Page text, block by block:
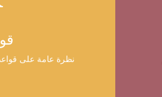
نظرة عامة على قواعد